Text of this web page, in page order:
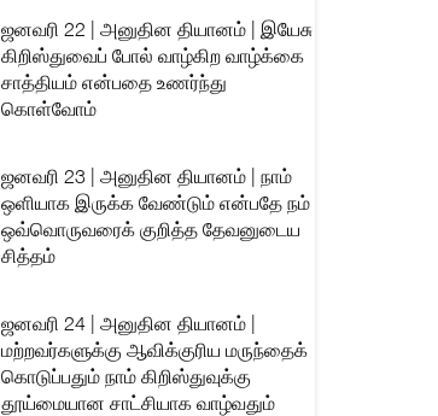
ஜனவரி 22 | அனுதின தியானம் | இயேசு
கிறிஸ்துவைப் போல் வாழ்கிற வாழ்க்கை
சாத்தியம் என்பதை உணர்ந்து
கொள்வோம்
ஜனவரி 23 | அனுதின தியானம் | நாம்
ஒளியாக இருக்க வேண்டும் என்பதே நம்
ஒவ்வொருவரைக் குறித்த தேவனுடைய
சித்தம்
ஜனவரி 24 | அனுதின தியானம் |
மற்றவர்களுக்கு ஆவிக்குரிய மருந்தைக்
கொடுப்பதும் நாம் கிறிஸ்துவுக்கு
தூய்மையான சாட்சியாக வாழ்வதும்